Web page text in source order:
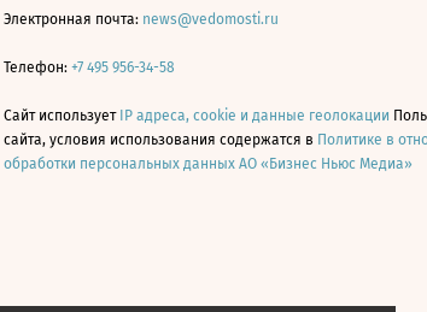
Электронная почта: news@vedomosti.ru
Телефон: +7 495 956-34-58
Сайт использует IP адреса, cookie и данные геолокации
сайта, условия использования содержатся в Политике в
обработки персональных данных АО «Бизнес Ньюс Медиа»